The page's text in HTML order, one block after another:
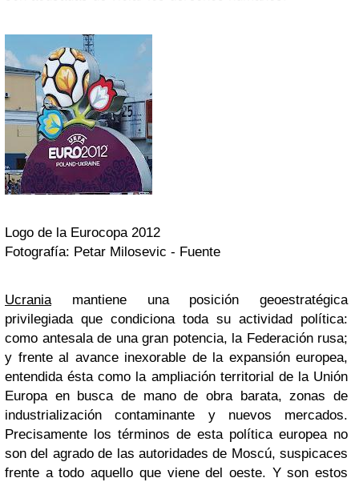
Logo de la Eurocopa 2012
Fotografía: Petar Milosevic - Fuente
Ucraniamantiene una posición geoestratégica
privilegiada que condiciona toda su actividad política:
como antesala de una gran potencia, la Federación rusa;
y frente al avance inexorable de la expansión europea,
entendida ésta como la ampliación territorial de la Unión
Europa en busca de mano de obra barata, zonas de
industrialización contaminante y nuevos mercados.
Precisamente los términos de esta política europea no
son del agrado de las autoridades de Moscú, suspicaces
frente a todo aquello que viene del oeste. Y son estos